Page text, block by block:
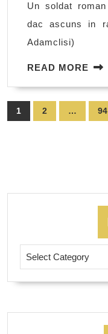
Un soldat
dac ascuns in
Adamclisi)
READ MORE
Posts
pagination
1 2 … 94